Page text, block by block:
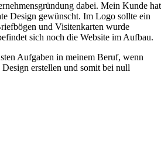
dabei. Mein Kunde hat
Design gewünscht. Im Logo sollte ein
und Visitenkarten wurde
sich noch die Website im Aufbau.
Aufgaben in meinem Beruf, wenn
Design erstellen und somit bei null